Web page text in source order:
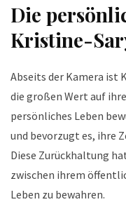
Die
Kristine-
Abseits der Kamera ist
die großen Wert auf
persönliches Leben
und bevorzugt es, ihre
Diese Zurückhaltung
zwischen ihrem
Leben zu bewahren.